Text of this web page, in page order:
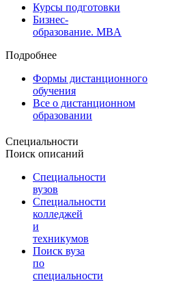
Курсы подготовки
Бизнес-
образование. MBA
Подробнее
Формы дистанционного
обучения
Все о дистанционном
образовании
Специальности
Поиск описаний
Специальности
вузов
Специальности
колледжей
и
техникумов
Поиск вуза
по
специальности